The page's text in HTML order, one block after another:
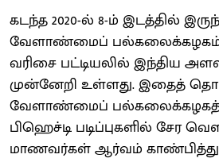
கடந்த 2020-ல் 8-ம் இடத்தில்
வேளாண்மைப் பல்கலைக்கழகம்
வரிசை பட்டியலில் இந்திய
முன்னேறி உள்ளது. இதைத்
வேளாண்மைப்
பிஹெச்டி படிப்புகளில் சேர
மாணவர்கள் ஆர்வம் காண்பித்து